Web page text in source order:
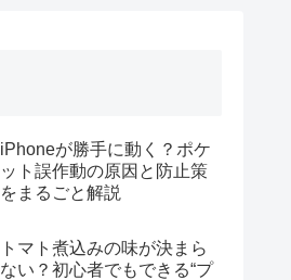
iPhoneが勝手に動く？ポケ
ット誤作動の原因と防止策
をまるごと解説
トマト煮込みの味が決まら
ない？初心者でもできる“プ